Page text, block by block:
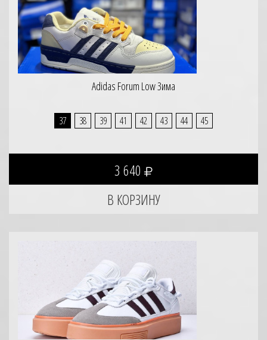
Adidas Forum Low Зима
37 38 39 41 42 43 44 45
3 640